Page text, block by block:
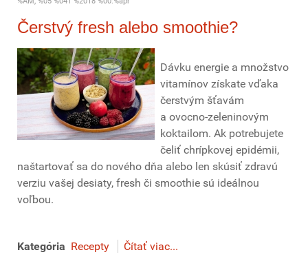
Čerstvý fresh alebo smoothie?
Dávku energie a množstvo
vitamínov získate vďaka
čerstvým šťavám
a ovocno-zeleninovým
koktailom. Ak potrebujete
čeliť chrípkovej epidémii,
naštartovať sa do nového dňa alebo len skúsiť zdravú
verziu vašej desiaty, fresh či smoothie sú ideálnou
voľbou.
Kategória Recepty Čítať viac...